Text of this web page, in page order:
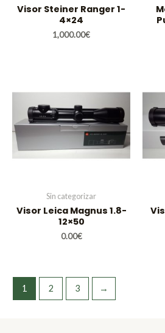
Visor Steiner Ranger 1-
4×24
1,000.00€
Sin categorizar
Visor Leica Magnus 1.8-
12×50
0.00€
1 2 3 →